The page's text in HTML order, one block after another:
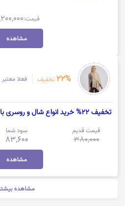
قیمت:
مشاهده
22% تخفیف فعلا معتبر
تخفیف 22% خرید انواع شال و روسری با کیفیت
قیمت قدیم
380,000
سود شما
83,600
مشاهده
مشاهده